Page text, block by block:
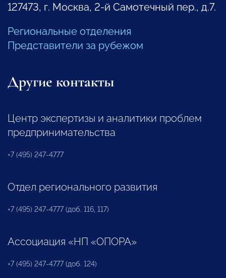
127473, г. Москва, 2-й Самотечный пер., д.7.
Региональные отделения
Представители за рубежом
Другие контакты
Центр экспертизы и аналитики проблем
предпринимательства
+7 (495) 247-4777
Отдел регионального развития
+7 (495) 247-4777 (доб. 116, 117)
Ассоциация «НП «ОПОРА»
+7 (495) 247-4777 (доб. 124)